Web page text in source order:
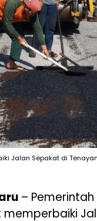
Jalan Sepakat di
–